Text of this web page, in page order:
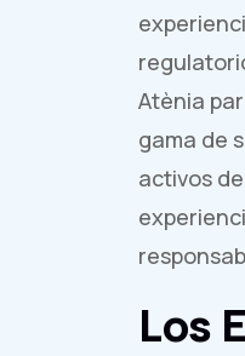
Atènia
gama de
activos
Los